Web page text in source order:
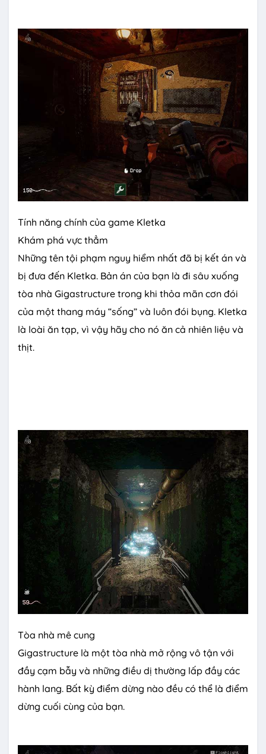
Tính năng chính của game Kletka
Khám phá vực thẳm
Những tên tội phạm nguy hiểm nhất đã bị kết án và
bị đưa đến Kletka. Bản án của bạn là đi sâu xuống
tòa nhà Gigastructure trong khi thỏa mãn cơn đói
của một thang máy “sống” và luôn đói bụng. Kletka
là loài ăn tạp, vì vậy hãy cho nó ăn cả nhiên liệu và
thịt.
Tòa nhà mê cung
Gigastructure là một tòa nhà mở rộng vô tận với
đầy cạm bẫy và những điều dị thường lấp đầy các
hành lang. Bất kỳ điểm dừng nào đều có thể là điểm
dừng cuối cùng của bạn.